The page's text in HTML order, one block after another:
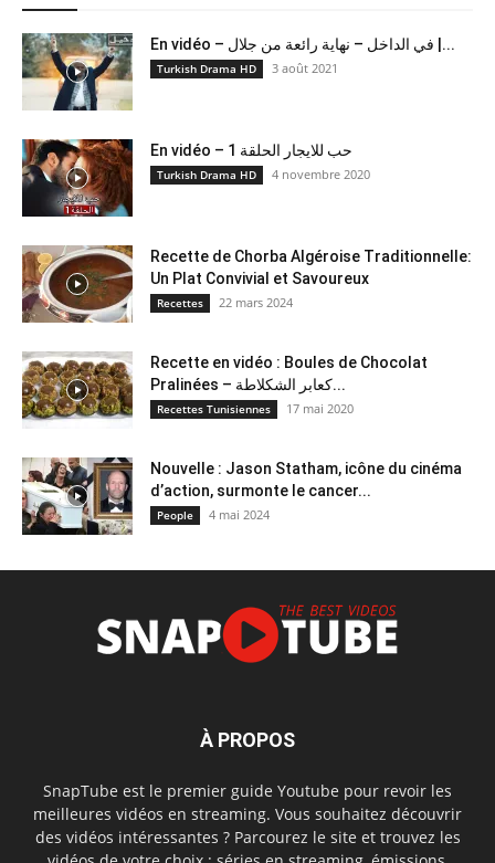
En vidéo – في الداخل – نهاية رائعة من جلال |...
Turkish Drama HD 3 août 2021
En vidéo – حب للايجار الحلقة 1
Turkish Drama HD 4 novembre 2020
Recette de Chorba Algéroise Traditionnelle:
Un Plat Convivial et Savoureux
Recettes 22 mars 2024
Recette en vidéo : Boules de Chocolat
Pralinées – كعابر الشكلاطة...
Recettes Tunisiennes 17 mai 2020
Nouvelle : Jason Statham, icône du cinéma
d’action, surmonte le cancer...
People 4 mai 2024
À PROPOS
SnapTube est le premier guide Youtube pour revoir les
meilleures vidéos en streaming. Vous souhaitez découvrir
des vidéos intéressantes ? Parcourez le site et trouvez les